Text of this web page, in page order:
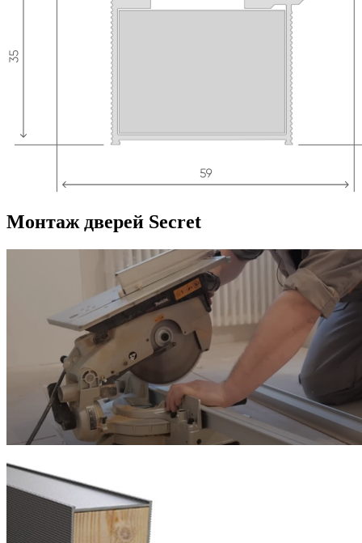
Монтаж дверей Secret